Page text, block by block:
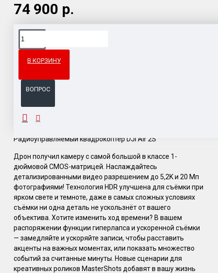
74 900 р.
В КОРЗИНУ
ВОПРОС
Доставка товара по всему Таможенному союзу.
ОПИСАНИЕ
Радиоуправляемый квадрокоптер DJI Air 2S
Дрон получил камеру с самой большой в классе 1-
дюймовой CMOS-матрицей. Наслаждайтесь
детализированными видео разрешением до 5,2K и 20 Мп
фотографиями! Технология HDR улучшена для съёмки при
ярком свете и темноте, даже в самых сложных условиях
съёмки ни одна деталь не ускользнёт от вашего
объектива. Хотите изменить ход времени? В вашем
распоряжении функции гиперлапса и ускоренной съёмки
— замедляйте и ускоряйте записи, чтобы расставить
акценты на важных моментах, или показать множество
событий за считанные минуты. Новые сценарии для
креативных роликов MasterShots добавят в вашу жизнь